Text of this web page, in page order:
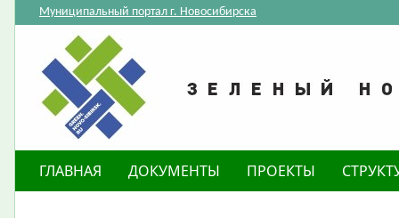
Муниципальный портал г. Новосибирска
ГЛАВНАЯ ДОКУМЕНТЫ ПРОЕКТЫ